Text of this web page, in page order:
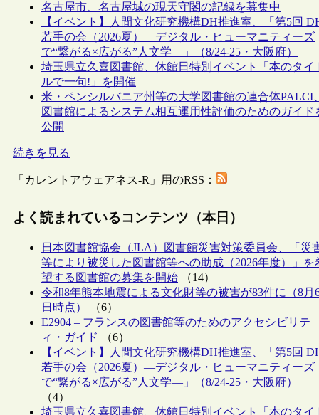
名古屋市、名古屋城の現天守閣の記録を募集中
【イベント】人間文化研究機構DH推進室、「第5回
若手の会（2026夏）―デジタル・ヒューマニティーズ
で“繋がる×広がる”人文学―」（8/24-25・大阪府）
埼玉県立久喜図書館、休館日特別イベント「本のタイ
ルで一句!」を開催
米・ペンシルバニア州等の大学図書館の連合体PALCI、
図書館によるシステム相互運用性評価のためのガイド
公開
続きを見る
「カレントアウェアネス-R」用のRSS：
よく読まれているコンテンツ（本日）
日本図書館協会（JLA）図書館災害対策委員会、「災
等により被災した図書館等への助成（2026年度）」を
望する図書館の募集を開始 （14）
令和8年熊本地震による文化財等の被害が83件に（8月
日時点）
（6）
E2904 – フランスの図書館等のためのアクセシビリテ
ィ・ガイド
（6）
【イベント】人間文化研究機構DH推進室、「第5回
若手の会（2026夏）―デジタル・ヒューマニティーズ
で“繋がる×広がる”人文学―」（8/24-25・大阪府）
（4）
埼玉県立久喜図書館、休館日特別イベント「本のタイ